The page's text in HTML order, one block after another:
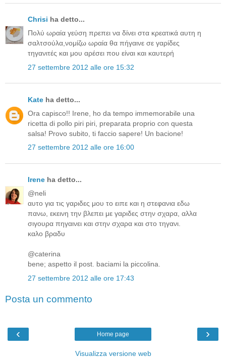
Chrisi ha detto...
Πολύ ωραία γεύση πρεπει να δίνει στα κρεατικά αυτη η
σαλτσούλα,νομίζω ωραία θα πήγαινε σε γαρίδες
τηγανιτές και μου αρέσει που είναι και καυτερή
27 settembre 2012 alle ore 15:32
Kate ha detto...
Ora capisco!! Irene, ho da tempo immemorabile una
ricetta di pollo piri piri, preparata proprio con questa
salsa! Provo subito, ti faccio sapere! Un bacione!
27 settembre 2012 alle ore 16:00
Irene ha detto...
@neli
αυτο για τις γαριδες μου το ειπε και η στεφανια εδω
πανω, εκεινη την βλεπει με γαριδες στην σχαρα, αλλα
σιγουρα πηγαινει και στην σχαρα και στο τηγανι.
καλο βραδυ
@caterina
bene; aspetto il post. baciami la piccolina.
27 settembre 2012 alle ore 17:43
Posta un commento
‹ ›
Home page
Visualizza versione web